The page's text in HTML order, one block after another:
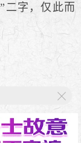
字，仅此而